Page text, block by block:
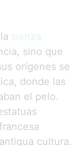
trenza
sino que
orígenes se
donde las
el pelo.
cultura.